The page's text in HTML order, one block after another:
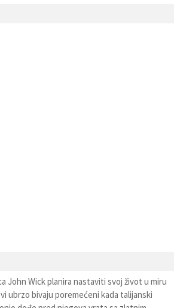
John Wick planira nastaviti svoj život u miru
ubrzo bivaju poremećeni kada talijanski